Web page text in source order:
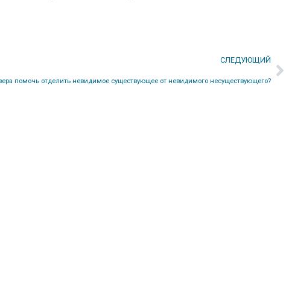
СЛЕДУЮЩИЙ
помочь отделить невидимое существующее от невидимого несуществующего?